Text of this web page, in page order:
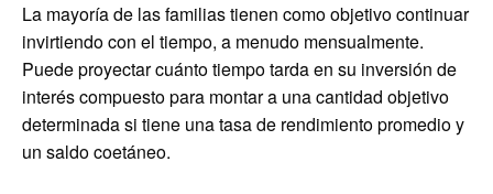
La mayoría de las familias tienen como objetivo continuar
invirtiendo con el tiempo, a menudo mensualmente.
Puede proyectar cuánto tiempo tarda en su inversión de
interés compuesto para montar a una cantidad objetivo
determinada si tiene una tasa de rendimiento promedio y
un saldo coetáneo.